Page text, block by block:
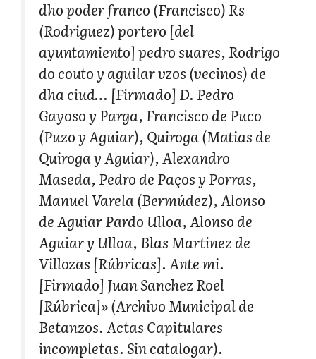
dho poder franco (Francisco) Rs
(Rodriguez) portero [del
ayuntamiento] pedro suares, Rodrigo
do couto y aguilar vzos (vecinos) de
dha ciud… [Firmado] D. Pedro
Gayoso y Parga, Francisco de Puco
(Puzo y Aguiar), Quiroga (Matias de
Quiroga y Aguiar), Alexandro
Maseda, Pedro de Paços y Porras,
Manuel Varela (Bermúdez), Alonso
de Aguiar Pardo Ulloa, Alonso de
Aguiar y Ulloa, Blas Martinez de
Villozas [Rúbricas]. Ante mi.
[Firmado] Juan Sanchez Roel
[Rúbrica]» (Archivo Municipal de
Betanzos. Actas Capitulares
incompletas. Sin catalogar).